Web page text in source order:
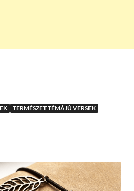
TERMÉSZET TÉMÁJÚ VERSEK